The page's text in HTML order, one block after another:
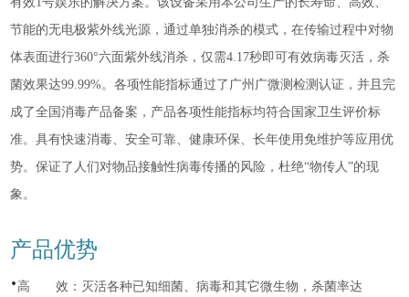
节能的无电极紫外线光源，通过单独消杀的模式，在传输过程中对物
体表面进行360°六面紫外线消杀，仅需4.17秒即可有效病毒灭活，杀
菌效果达99.99%。各项性能指标通过了广州广微测检测认证，并且完
成了全国消毒产品备案，产品各项性能指标均符合国家卫生评价标
准。具有快速消毒、安全可靠、健康环保、长年使用免维护等应用优
势。保证了人们对物品接触性病毒传播的风险，杜绝“物传人”的现
象。
产品优势
·高 效：灭活各种已知细菌、病毒和其它微生物，杀菌率达